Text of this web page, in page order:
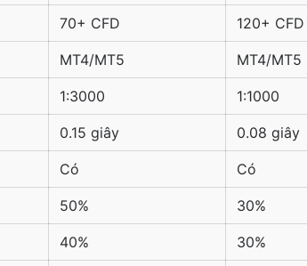
70+ CFD 120+ CFD
MT4/MT5 MT4/MT5
1:3000 1:1000
0.15 giây 0.08 giây
Có Có
50% 30%
40% 30%